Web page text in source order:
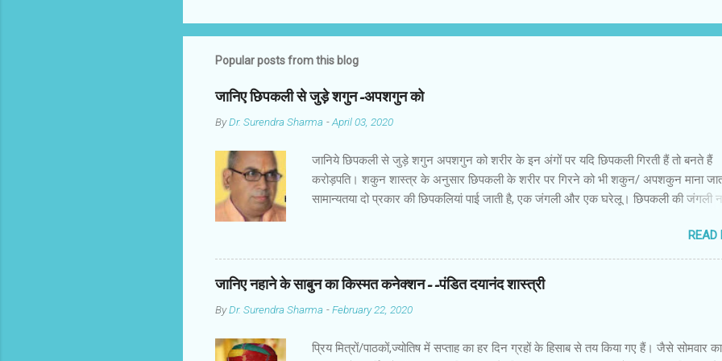
Popular posts from this blog
जानिए छिपकली से जुड़े शगुन-अपशगुन को
ByDr. Surendra Sharma -April 03, 2020
जानिये छिपकली से जुड़े शगुन अपशगुन को शरीर के इन अंगों पर यदि छिपकली गिरती हैं तो बनते हैं
करोड़पति। शकुन शास्त्र के अनुसार छिपकली के शरीर पर गिरने को भी शकुन/ अपशकुन माना
सामान्यतया दो प्रकार की छिपकलियां पाई जाती है, एक जंगली और एक घरेलू। छिपकली की जंगली
अनुसार छिपकली के शरीर पर गिरने को भी शकुन/अपशकुन माना जाता है। स्त्री के शरीर के बायें
पुरुष के शरीर के दाहिनी तरफ गिरना ठीक होता है। इसी प्रकार छिपकली का नीचे से ऊपर की ओर
शुभ माना जाता है। ऊपर से नीचे की ओर गिरना अच्छा नहीं होता। रविवार या मंगलवार को लाल रंग की
छिपकली तथा शनिवार को काले रंग की छिपकली से कम हानि होती है। ✍🏻✍🏻🌷🌷👉🏻👉🏻 छिपकली
मां लक्ष्मी का प्रतीक -- घर में छिपकली देखकर हम उसे भगाने लगते हैं, लेकिन वो कोई ऐसा जीव नहीं है
एक जीव हैं किंतु जीव-जंतुओं और मनुष्य को प्रकृति का एक अहम हिस्स...
READ
जानिए नहाने के साबुन का किस्मत कनेक्शन--पंडित दयानंद शास्त्री
ByDr. Surendra Sharma -February 22, 2020
प्रिय मित्रों/पाठकों,ज्योतिष में सप्ताह का हर दिन ग्रहों के हिसाब से तय किया गए हैं। जैसे सोमवार